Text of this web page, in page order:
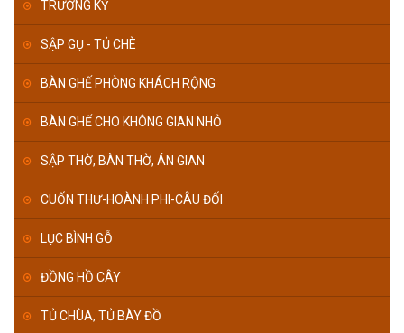
TRƯỜNG KỶ
SẬP GỤ - TỦ CHÈ
BÀN GHẾ PHÒNG KHÁCH RỘNG
BÀN GHẾ CHO KHÔNG GIAN NHỎ
SẬP THỜ, BÀN THỜ, ÁN GIAN
CUỐN THƯ-HOÀNH PHI-CÂU ĐỐI
LỤC BÌNH GỖ
ĐỒNG HỒ CÂY
TỦ CHÙA, TỦ BÀY ĐỒ